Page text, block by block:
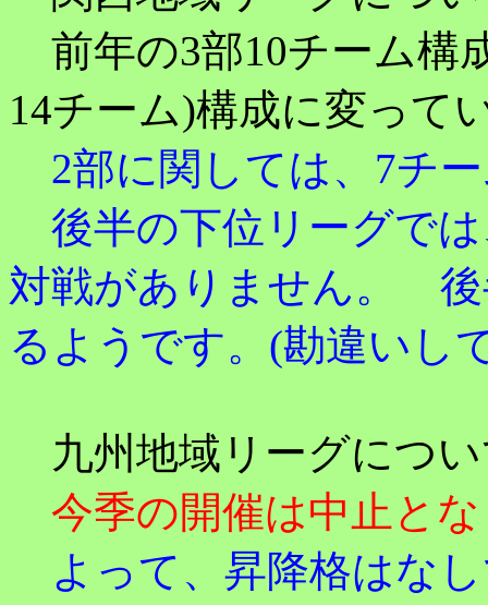
前年の3部10チーム構
14チーム)構成に変って
2部に関しては、7チ
後半の下位リーグで
対戦がありません。
後
るようです。(勘違いし
九州地域リーグにつ
今季の開催は中止と
よって、昇降格はな